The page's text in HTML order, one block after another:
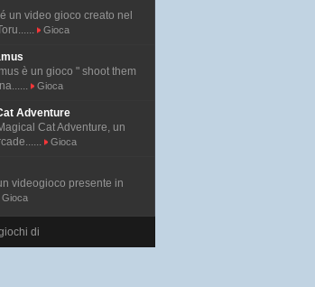
un video gioco creato nel
Gioca
è un gioco " shoot them
Gioca
Adventure
Cat Adventure, un
Gioca
videogioco presente in
Gioca
di